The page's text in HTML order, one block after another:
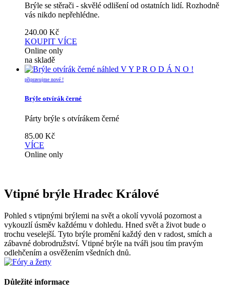
Brýle se stěrači - skvělé odlišení od ostatních lidí. Rozhodně
vás nikdo nepřehlédne.
240.00 Kč
KOUPIT VÍCE
Online only
na skladě
náhled V Y P R O D Á N O !
připravujme nové !
Brýle otvírák černé
Párty brýle s otvírákem černé
85.00 Kč
VÍCE
Online only
Vtipné brýle Hradec Králové
Pohled s vtipnými brýlemi na svět a okolí vyvolá pozornost a
vykouzlí úsměv každému v dohledu. Hned svět a život bude o
trochu veselejší. Tyto brýle promění každý den v radost, smích a
zábavné dobrodružství. Vtipné brýle na tváři jsou tím pravým
odlehčením a osvěžením všedních dnů.
Důležité informace